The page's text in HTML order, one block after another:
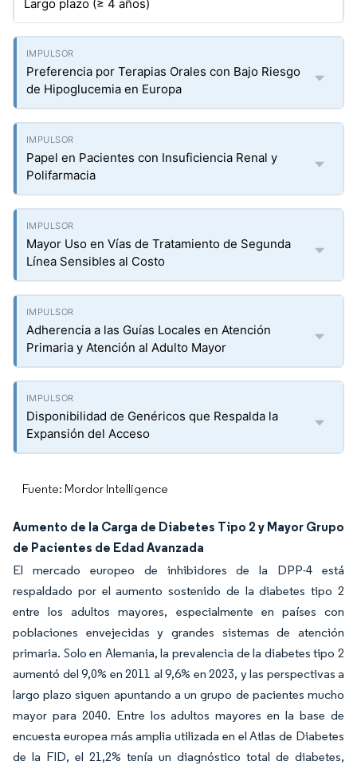
Largo plazo (≥ 4 años)
Preferencia por Terapias Orales con Bajo Riesgo
de Hipoglucemia en Europa
Papel en Pacientes con Insuficiencia Renal y
Polifarmacia
Mayor Uso en Vías de Tratamiento de Segunda
Línea Sensibles al Costo
Adherencia a las Guías Locales en Atención
Primaria y Atención al Adulto Mayor
Disponibilidad de Genéricos que Respalda la
Expansión del Acceso
Fuente: Mordor Intelligence
Aumento de la Carga de Diabetes Tipo 2 y Mayor Grupo
de Pacientes de Edad Avanzada
El mercado europeo de inhibidores de la DPP-4 está
respaldado por el aumento sostenido de la diabetes tipo 2
entre los adultos mayores, especialmente en países con
poblaciones envejecidas y grandes sistemas de atención
primaria. Solo en Alemania, la prevalencia de la diabetes tipo 2
aumentó del 9,0% en 2011 al 9,6% en 2023, y las perspectivas a
largo plazo siguen apuntando a un grupo de pacientes mucho
mayor para 2040. Entre los adultos mayores en la base de
encuesta europea más amplia utilizada en el Atlas de Diabetes
de la FID, el 21,2% tenía un diagnóstico total de diabetes,